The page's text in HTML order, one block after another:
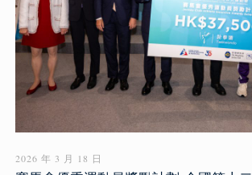
2026 年 3 月 18 日